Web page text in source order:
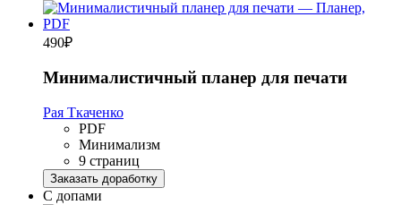
490₽
Минималистичный планер для печати
Рая Ткаченко
PDF
Минимализм
9 страниц
Заказать доработку
С допами